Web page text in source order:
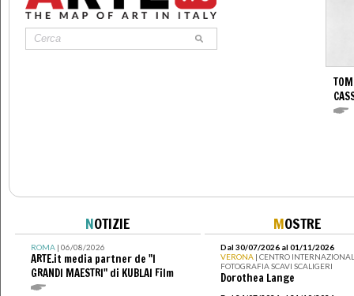
NOTIZIE
ROMA| 06/08/2026
ARTE.it media partner de "I
GRANDI MAESTRI" di KUBLAI Film
MOSTRE
Dal 30/07/2026 al 01/11/2026
VERONA | CENTRO
FOTOGRAFIA SCAVI SCALIGERI
Dorothea Lange